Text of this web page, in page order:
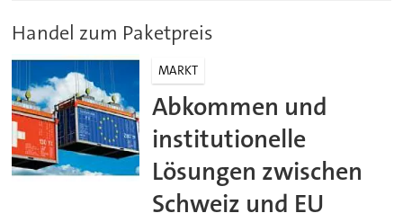
Handel zum Paketpreis
MARKT
Abkommen und
institutionelle
Lösungen zwischen
Schweiz und EU